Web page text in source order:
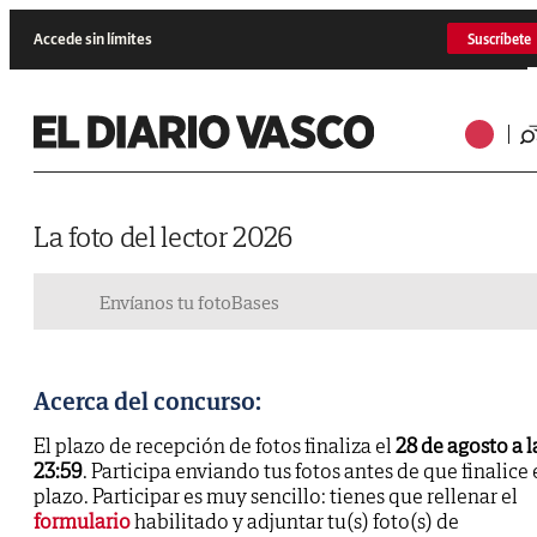
Accede sin límites Suscríbete
La foto del lector 2026
Envíanos tu fotoBases
Acerca del concurso:
El plazo de recepción de fotos finaliza el28 de agosto a
23:59. Participa enviando tus fotos antes de que finalice
plazo. Participar es muy sencillo: tienes que rellenar el
formulariohabilitado y adjuntar tu(s) foto(s) de